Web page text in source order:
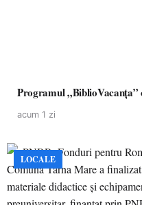
Programul „BiblioVacanța”
acum 1 zi
LOCALE